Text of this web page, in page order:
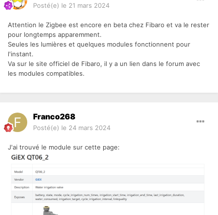
Posté(e) le 21 mars 2024
Attention le Zigbee est encore en beta chez Fibaro et va le rester
pour longtemps apparemment.
Seules les lumières et quelques modules fonctionnent pour
l'instant.
Va sur le site officiel de Fibaro, il y a un lien dans le forum avec
les modules compatibles.
Franco268
Posté(e) le 24 mars 2024
J'ai trouvé le module sur cette page: